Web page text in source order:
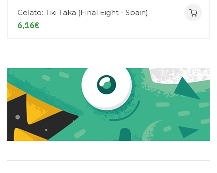
Gelato: Tiki Taka (Final Eight - Spain)
6,16€